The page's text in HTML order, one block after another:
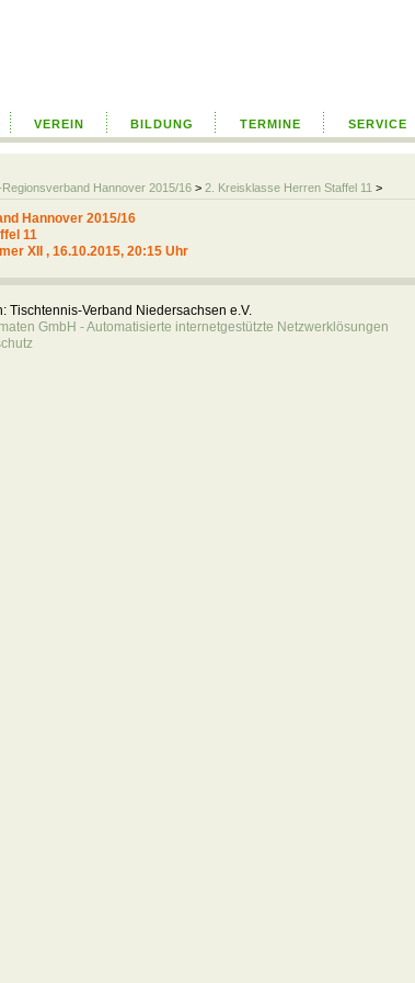
VEREIN BILDUNG TERMINE SERVICE
Hannover 2015/16 > 2. Kreisklasse Herren Staffel 11 >
Hannover 2015/16
11
XII , 16.10.2015, 20:15 Uhr
Tischtennis-Verband Niedersachsen e.V.
GmbH - Automatisierte internetgestützte Netzwerklösungen